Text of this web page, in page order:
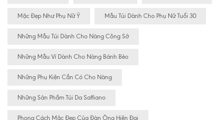
Mặc Đẹp Như Phụ Nữ Ý Mẫu Túi Dành Cho Phụ Nữ Tuổi 30
Những Mẫu Túi Dành Cho Nàng Công Sở
Những Mẫu Ví Dành Cho Nàng Bánh Bèo
Những Phụ Kiện Cần Có Cho Nàng
Những Sản Phẩm Túi Da Saffiano
Phong Cách Mặc Đẹp Của Đàn Ông Hiện Đại